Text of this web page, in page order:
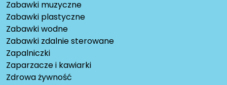
Zabawki muzyczne
Zabawki plastyczne
Zabawki wodne
Zabawki zdalnie sterowane
Zapalniczki
Zaparzacze i kawiarki
Zdrowa żywność